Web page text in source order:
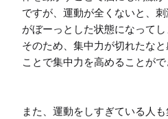
ですが、運動が全くないと、
がぼーっとした状態になってし
そのため、集中力が切れたな
ことで集中力を高めることがで
また、運動をしすぎている人